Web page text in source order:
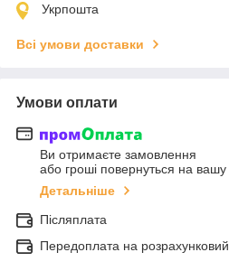
Укрпошта
Всі умови доставки
Умови оплати
Ви отримаєте замовлення
або гроші повернуться на вашу
Детальніше
Післяплата
Передоплата на